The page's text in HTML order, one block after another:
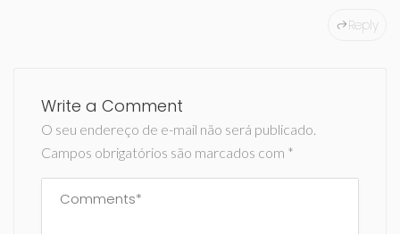
Reply
Write a Comment
O seu endereço de e-mail não será publicado.
Campos obrigatórios são marcados com *